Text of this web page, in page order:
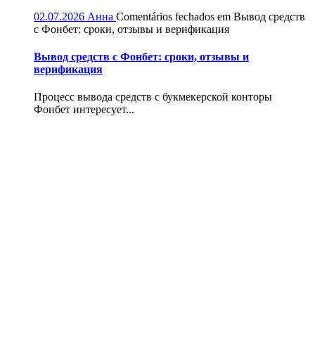
02.07.2026 Анна Comentários fechados em Вывод средств
с Фонбет: сроки, отзывы и верификация
Вывод средств с Фонбет: сроки, отзывы и
верификация
Процесс вывода средств с букмекерской конторы
Фонбет интересует...